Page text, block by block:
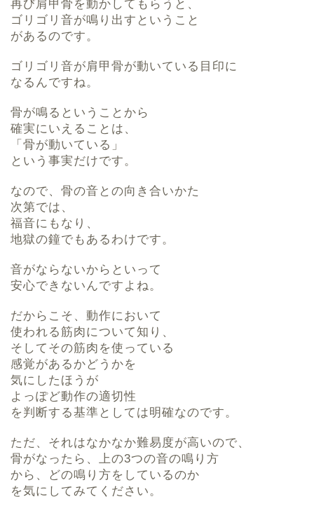
再び肩甲骨を動かしてもらうと、
ゴリゴリ音が鳴り出すということ
があるのです。
ゴリゴリ音が肩甲骨が動いている目印に
なるんですね。
骨が鳴るということから
確実にいえることは、
「骨が動いている」
という事実だけです。
なので、骨の音との向き合いかた
次第では、
福音にもなり、
地獄の鐘でもあるわけです。
音がならないからといって
安心できないんですよね。
だからこそ、動作において
使われる筋肉について知り、
そしてその筋肉を使っている
感覚があるかどうかを
気にしたほうが
よっぽど動作の適切性
を判断する基準としては明確なのです。
ただ、それはなかなか難易度が高いので、
骨がなったら、上の3つの音の鳴り方
から、どの鳴り方をしているのか
を気にしてみてください。